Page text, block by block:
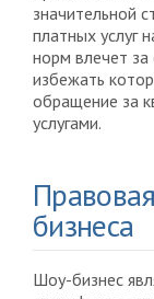
значительной
платных услуг
норм влечет за
избежать
обращение за
услугами.
бизнеса
Шоу-бизнес